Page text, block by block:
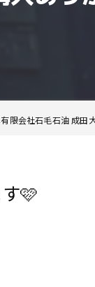
限会社石毛石油 成田
🩷